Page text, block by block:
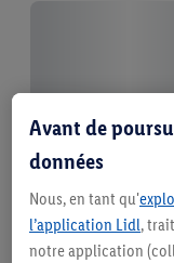
Avant de
données
Nous, en tant qu'
l’application Lidl,
notre application